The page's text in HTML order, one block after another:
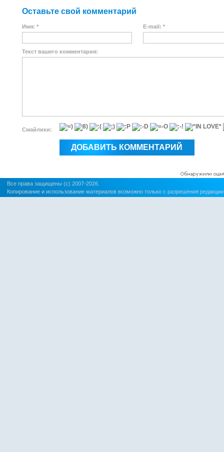
Оставьте свой комментарий
Имя: * E-mail: *
Текст вашего комментария:
Смайлики:
Все права защищены (c) 2007-2026.
Копирование и использование материалов возможно только с разрешения